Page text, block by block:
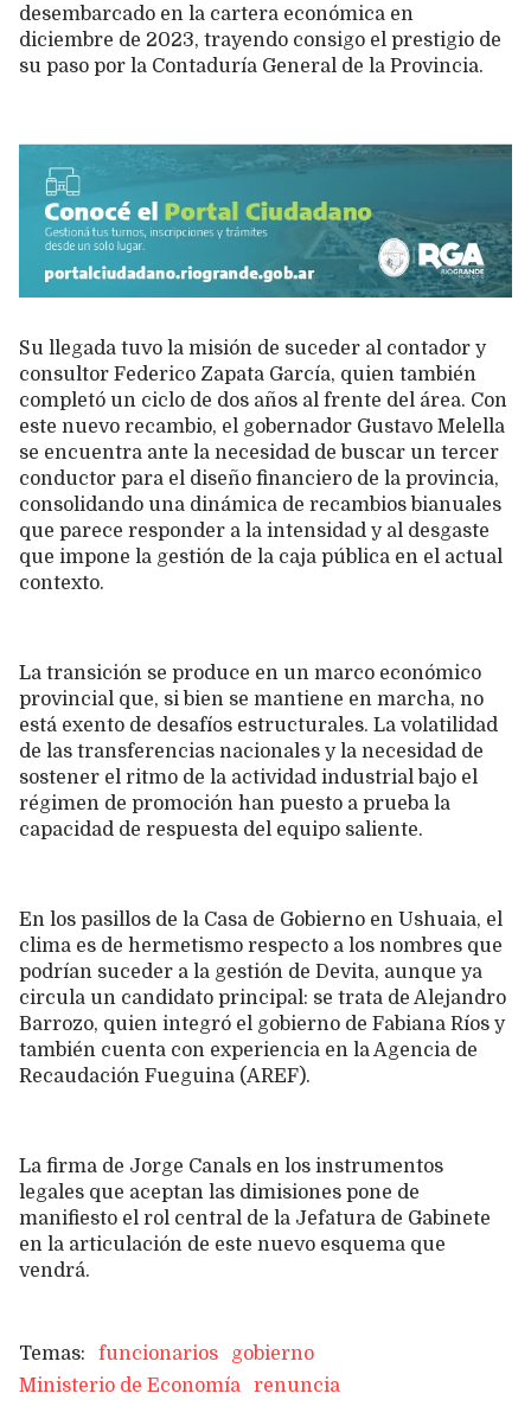
desembarcado en la cartera económica en
diciembre de 2023, trayendo consigo el prestigio de
su paso por la Contaduría General de la Provincia.
Su llegada tuvo la misión de suceder al contador y
consultor Federico Zapata García, quien también
completó un ciclo de dos años al frente del área. Con
este nuevo recambio, el gobernador Gustavo Melella
se encuentra ante la necesidad de buscar un tercer
conductor para el diseño financiero de la provincia,
consolidando una dinámica de recambios bianuales
que parece responder a la intensidad y al desgaste
que impone la gestión de la caja pública en el actual
contexto.
La transición se produce en un marco económico
provincial que, si bien se mantiene en marcha, no
está exento de desafíos estructurales. La volatilidad
de las transferencias nacionales y la necesidad de
sostener el ritmo de la actividad industrial bajo el
régimen de promoción han puesto a prueba la
capacidad de respuesta del equipo saliente.
En los pasillos de la Casa de Gobierno en Ushuaia, el
clima es de hermetismo respecto a los nombres que
podrían suceder a la gestión de Devita, aunque ya
circula un candidato principal: se trata de Alejandro
Barrozo, quien integró el gobierno de Fabiana Ríos y
también cuenta con experiencia en la Agencia de
Recaudación Fueguina (AREF).
La firma de Jorge Canals en los instrumentos
legales que aceptan las dimisiones pone de
manifiesto el rol central de la Jefatura de Gabinete
en la articulación de este nuevo esquema que
vendrá.
funcionarios
gobierno
Ministerio de Economía
renuncia